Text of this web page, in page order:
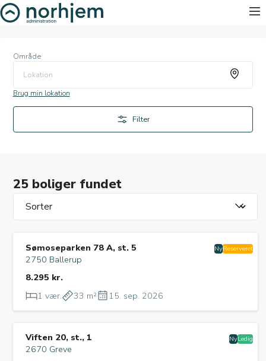
Område
Lokation
Brug min lokation
Filter
25 boliger fundet
NyReserveret
Sømoseparken 78 A, st. 5
2750 Ballerup
8.295 kr.
1 vær.
33 m² 15. sep. 2026
NyLedig
Viften 20, st., 1
2670 Greve